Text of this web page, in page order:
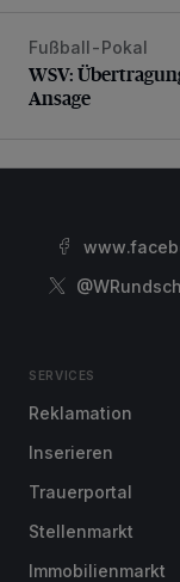
WSV:
Fußball-Pokal
WSV:
Ansage
SERVICES
Reklamation
Inserieren
Trauerportal
Stellenmarkt
Immobilienmarkt